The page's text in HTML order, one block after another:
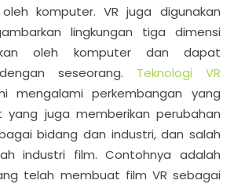
oleh komputer. VR juga digunakan
lingkungan tiga dimensi
oleh komputer dan dapat
seseorang. Teknologi VR
mengalami perkembangan yang
juga memberikan perubahan
bidang dan industri, dan salah
industri film. Contohnya adalah
telah membuat film VR sebagai